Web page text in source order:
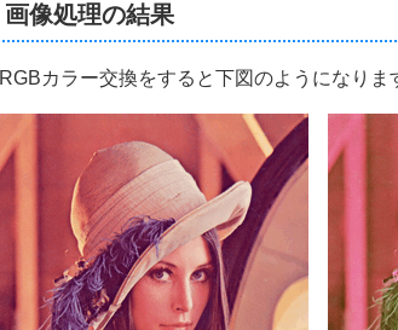
画像処理の結果
RGBカラー交換をすると下図のようになり